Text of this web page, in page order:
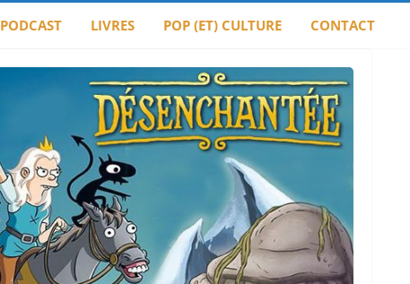
PODCAST LIVRES POP (ET) CULTURE CONTACT